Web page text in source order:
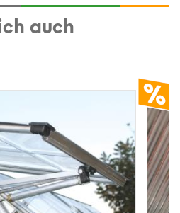
auch